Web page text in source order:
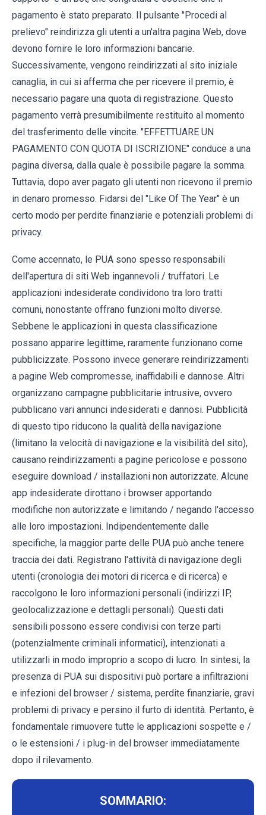
pagamento è stato preparato. Il pulsante "Procedi al
prelievo" reindirizza gli utenti a un'altra pagina Web, dove
devono fornire le loro informazioni bancarie.
Successivamente, vengono reindirizzati al sito iniziale
canaglia, in cui si afferma che per ricevere il premio, è
necessario pagare una quota di registrazione. Questo
pagamento verrà presumibilmente restituito al momento
del trasferimento delle vincite. "EFFETTUARE UN
PAGAMENTO CON QUOTA DI ISCRIZIONE" conduce a una
pagina diversa, dalla quale è possibile pagare la somma.
Tuttavia, dopo aver pagato gli utenti non ricevono il premio
in denaro promesso. Fidarsi del "Like Of The Year" è un
certo modo per perdite finanziarie e potenziali problemi di
privacy.
Come accennato, le PUA sono spesso responsabili
dell'apertura di siti Web ingannevoli / truffatori. Le
applicazioni indesiderate condividono tra loro tratti
comuni, nonostante offrano funzioni molto diverse.
Sebbene le applicazioni in questa classificazione
possano apparire legittime, raramente funzionano come
pubblicizzate. Possono invece generare reindirizzamenti
a pagine Web compromesse, inaffidabili e dannose. Altri
organizzano campagne pubblicitarie intrusive, ovvero
pubblicano vari annunci indesiderati e dannosi. Pubblicità
di questo tipo riducono la qualità della navigazione
(limitano la velocità di navigazione e la visibilità del sito),
causano reindirizzamenti a pagine pericolose e possono
eseguire download / installazioni non autorizzate. Alcune
app indesiderate dirottano i browser apportando
modifiche non autorizzate e limitando / negando l'accesso
alle loro impostazioni. Indipendentemente dalle
specifiche, la maggior parte delle PUA può anche tenere
traccia dei dati. Registrano l'attività di navigazione degli
utenti (cronologia dei motori di ricerca e di ricerca) e
raccolgono le loro informazioni personali (indirizzi IP,
geolocalizzazione e dettagli personali). Questi dati
sensibili possono essere condivisi con terze parti
(potenzialmente criminali informatici), intenzionati a
utilizzarli in modo improprio a scopo di lucro. In sintesi, la
presenza di PUA sui dispositivi può portare a infiltrazioni
e infezioni del browser / sistema, perdite finanziarie, gravi
problemi di privacy e persino il furto di identità. Pertanto, è
fondamentale rimuovere tutte le applicazioni sospette e /
o le estensioni / i plug-in del browser immediatamente
dopo il rilevamento.
SOMMARIO: